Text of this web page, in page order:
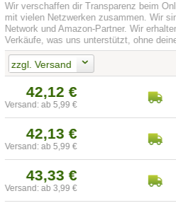
Wir verschaffen dir Transparenz beim
mit vielen Netzwerken zusammen. Wir
Network und Amazon-Partner. Wir
Verkäufe, was uns unterstützt, ohne
zzgl. Versand
42,12 €
Versand: ab 5,99 €
42,13 €
Versand: ab 5,99 €
43,33 €
Versand: ab 3,99 €